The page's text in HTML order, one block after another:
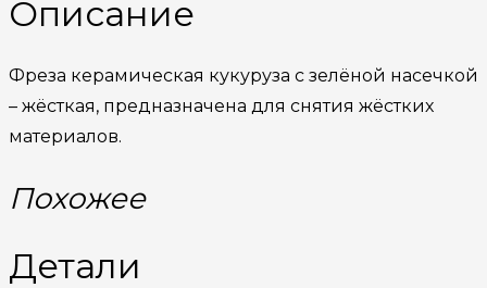
Описание
Фреза керамическая кукуруза с зелёной насечкой
– жёсткая, предназначена для снятия жёстких
материалов.
Похожее
Детали